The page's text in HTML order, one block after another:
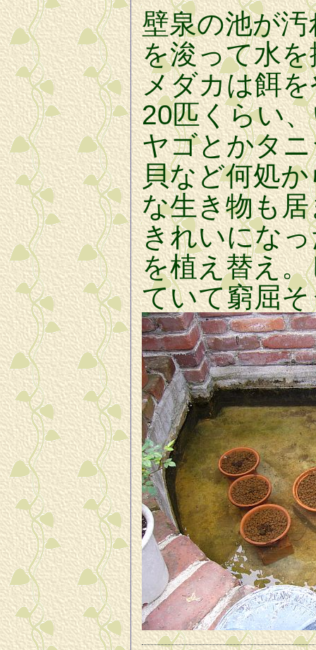
壁泉の池が
を浚って水
メダカは餌
20匹くらい
ヤゴとかタ
貝など何処
な生き物も
きれいにな
を植え替え
ていて窮屈